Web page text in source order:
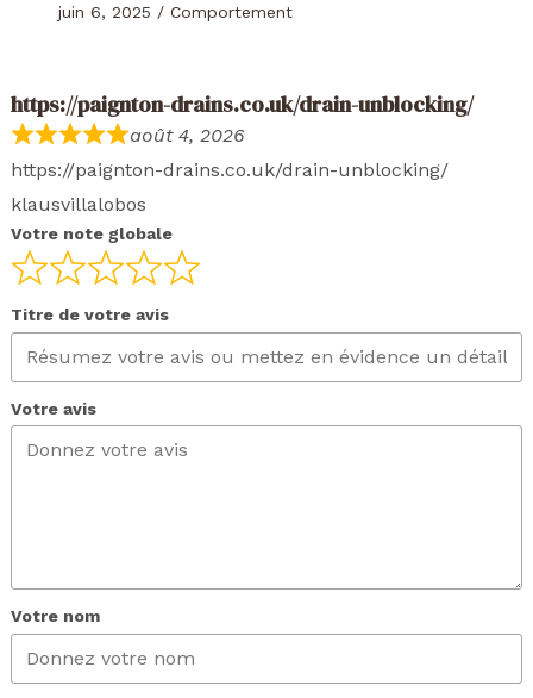
juin 6, 2025 / Comportement
https://paignton-drains.co.uk/drain-unblocking/
août 4, 2026
https://paignton-drains.co.uk/drain-unblocking/
klausvillalobos
Votre note globale
Titre de votre avis
Votre avis
Votre nom